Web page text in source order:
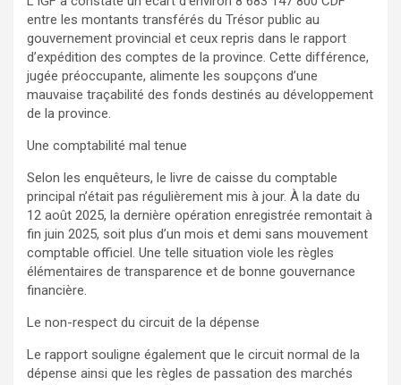
entre les montants transférés du Trésor public au
gouvernement provincial et ceux repris dans le rapport
d’expédition des comptes de la province. Cette différence,
jugée préoccupante, alimente les soupçons d’une
mauvaise traçabilité des fonds destinés au développement
de la province.
Une comptabilité mal tenue
Selon les enquêteurs, le livre de caisse du comptable
principal n’était pas régulièrement mis à jour. À la date du
12 août 2025, la dernière opération enregistrée remontait à
fin juin 2025, soit plus d’un mois et demi sans mouvement
comptable officiel. Une telle situation viole les règles
élémentaires de transparence et de bonne gouvernance
financière.
Le non-respect du circuit de la dépense
Le rapport souligne également que le circuit normal de la
dépense ainsi que les règles de passation des marchés